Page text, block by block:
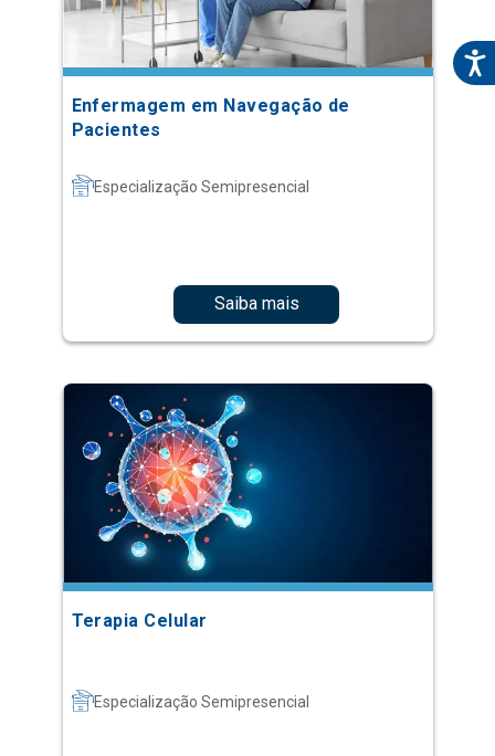
Enfermagem em Navegação de
Pacientes
Especialização Semipresencial
Saiba mais
Terapia Celular
Especialização Semipresencial